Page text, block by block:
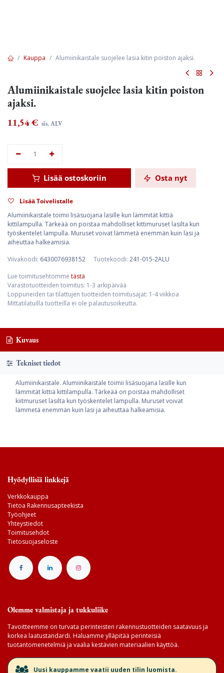
Kauppa Alumiinikaistale suojelee lasia kitin poiston ajaksi.
Alumiinikaistale suojelee lasia kitin poiston
ajaksi.
11,54€ sis. ALV
Lisää ostoskoriin Osta nyt
Lisää Toivelistalle
Alumiinikaistale toimii lisäsuojana lasille kun lämmität kittiä
kittilampulla. Tärkeää on poistaa mahdolliset kittimuruset lasilta kun
työskentelet lampulla. Muruset voivat lämmetä enemmän kuin lasi ja
aiheuttaa halkeamisia.
Viivakoodi: 6430076938152 Tuotekoodi: 241-015-2ALU
Lue toimitusehtomme tästä
Varastotuotteiden toimitus: 1-3 arkipäivää
Loppuneiden tai tilattujen tuotteiden toimitusajat: 1-4 viikkoa
Mittatilatuilla tuotteilla ei ole palautusoikeutta.
Kuvaus
Tekniset tiedot
Alumiinikaistale. Alumiinikaistale toimii lisäsuojana lasille kun
lämmität kittiä kittilampulla. Tärkeää on poistaa mahdolliset
kiitmuruset lasilta kun työskentelet lampulla. Muruset voivat
lämmetä enemmän kuin lasi ja aiheuttaa halkeamisia.
Hyödyllisiä linkkejä
Verkkokauppa
Tietoa Rakennusapteekista
Työohjeet
Yhteystiedot
Toimitusehdot
Tietosuojaseloste
Olemme valmistaja ja tukkuliike
Tavoitteemme on turvata perinteisten rakennustuotteiden saatavuus ja
korkea laatustandardi. Haluamme ylläpitää perinteisiä
tuotantomenetelmiä ja vaalia kestävien materiaalien käyttöä.
​Uusi kauppamme vaatii uuden tilin luomista.